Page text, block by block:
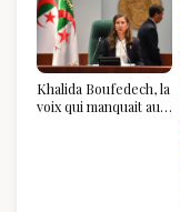
Khalida Boufedech, la
voix qui manquait au